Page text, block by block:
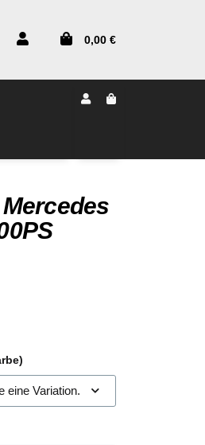
0,00 €
eine Variation.